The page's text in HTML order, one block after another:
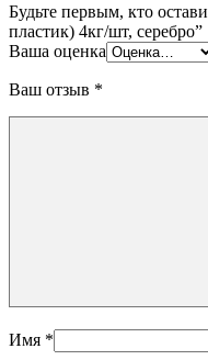
Будьте первым, кто
пластик) 4кг/шт, серебро”
Ваша оценка
Ваш отзыв *
Имя *